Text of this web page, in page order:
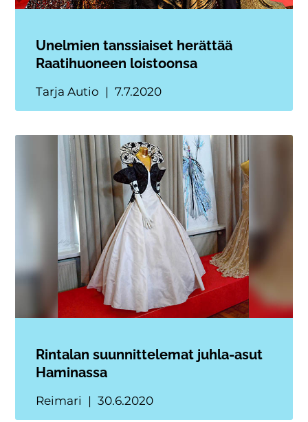
Unelmien tanssiaiset herättää
Raatihuoneen loistoonsa
Tarja Autio 7.7.2020
Rintalan suunnittelemat juhla-asut
Haminassa
Reimari 30.6.2020